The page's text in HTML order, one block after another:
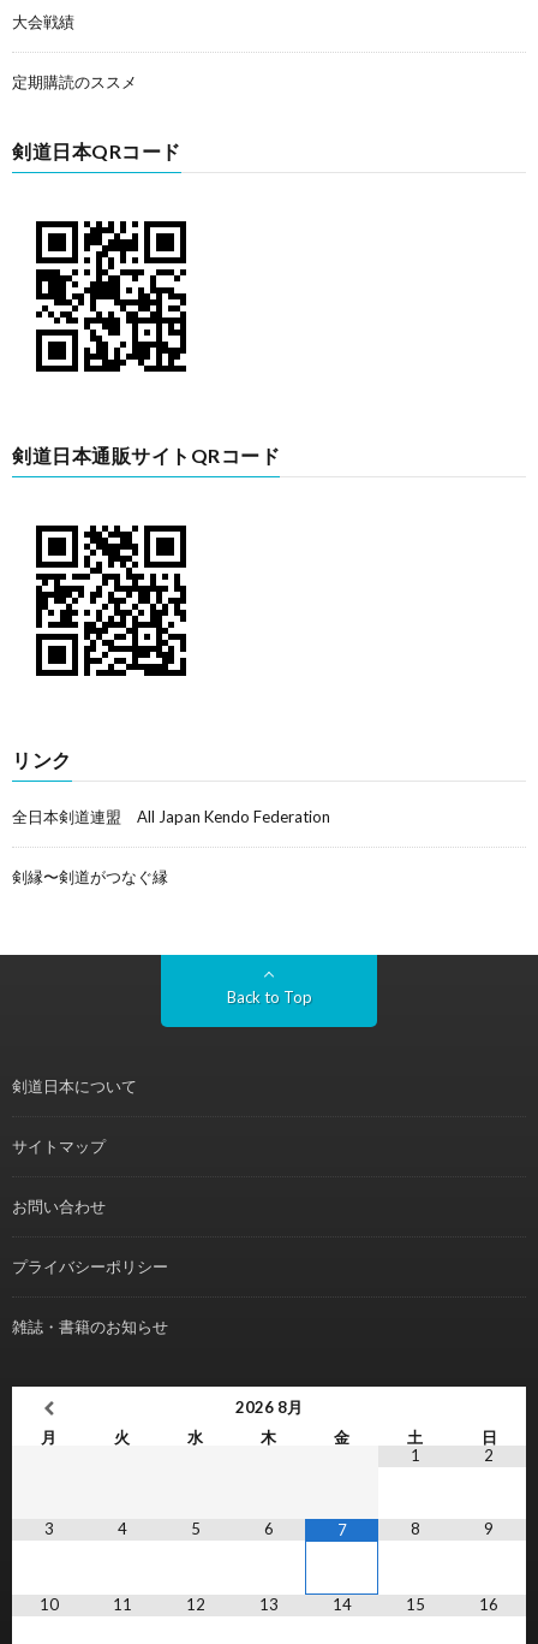
大会戦績
定期購読のススメ
剣道日本QRコード
剣道日本通販サイトQRコード
リンク
全日本剣道連盟 All Japan Kendo Federation
剣縁〜剣道がつなぐ縁
Back to Top
剣道日本について
サイトマップ
お問い合わせ
プライバシーポリシー
雑誌・書籍のお知らせ
2026 8月
月
火 水 木 金 土
日
1
2
3 4 5 6 7 8 9
10 11 12 13 14 15 16